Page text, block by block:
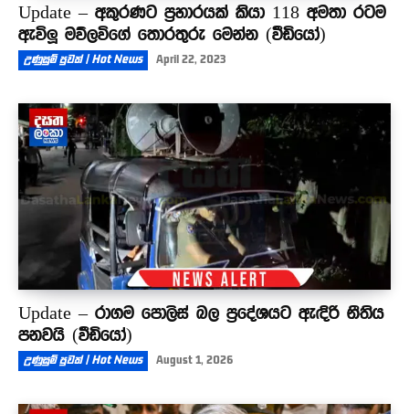
Update – අකුරණට ප්‍රහාරයක් කියා 118 අමතා රටම
ඇවිලූ මව්ලවිගේ තොරතුරු මෙන්න (වීඩියෝ)
උණුසුම් පුවත් | Hot News April 22, 2023
Update – රාගම පොලිස් බල ප්‍රදේශයට ඇඳිරි නීතිය
පනවයි (වීඩියෝ)
උණුසුම් පුවත් | Hot News August 1, 2026